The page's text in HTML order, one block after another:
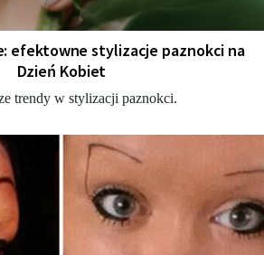
efektowne stylizacje paznokci na
Dzień Kobiet
trendy w stylizacji paznokci.